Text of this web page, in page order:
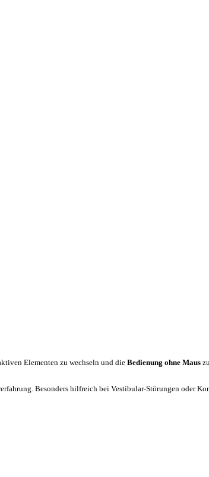
Elementen zu wechseln und die Bedienung ohne Maus
Besonders hilfreich bei Vestibular-Störungen oder